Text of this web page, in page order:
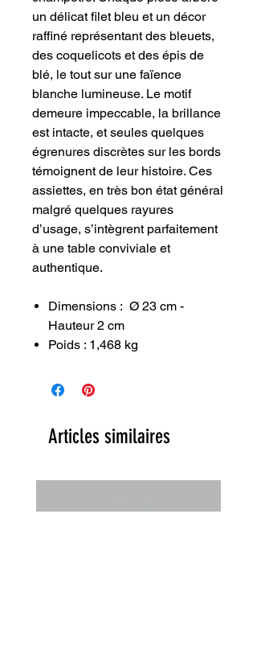
un délicat filet bleu et un décor
raffiné représentant des bleuets,
des coquelicots et des épis de
blé, le tout sur une faïence
blanche lumineuse. Le motif
demeure impeccable, la brillance
est intacte, et seules quelques
égrenures discrètes sur les bords
témoignent de leur histoire. Ces
assiettes, en très bon état général
malgré quelques rayures
d’usage, s’intègrent parfaitement
à une table conviviale et
authentique.
Dimensions : Ø 23 cm -
Hauteur 2 cm
Poids : 1,468 kg
Articles similaires